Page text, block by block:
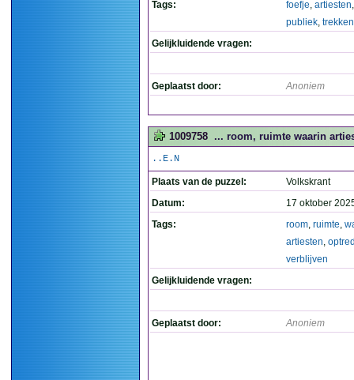
Tags:
foefje, artiesten
publiek, trekken
Gelijkluidende vragen:
Geplaatst door: Anoniem
1009758 ... room, ruimte waarin
..E.N
Plaats van de puzzel:
Volkskrant
Datum:
17 oktober
Tags:
room, ruimte,
artiesten,
verblijven
Gelijkluidende vragen:
Geplaatst door: Anoniem